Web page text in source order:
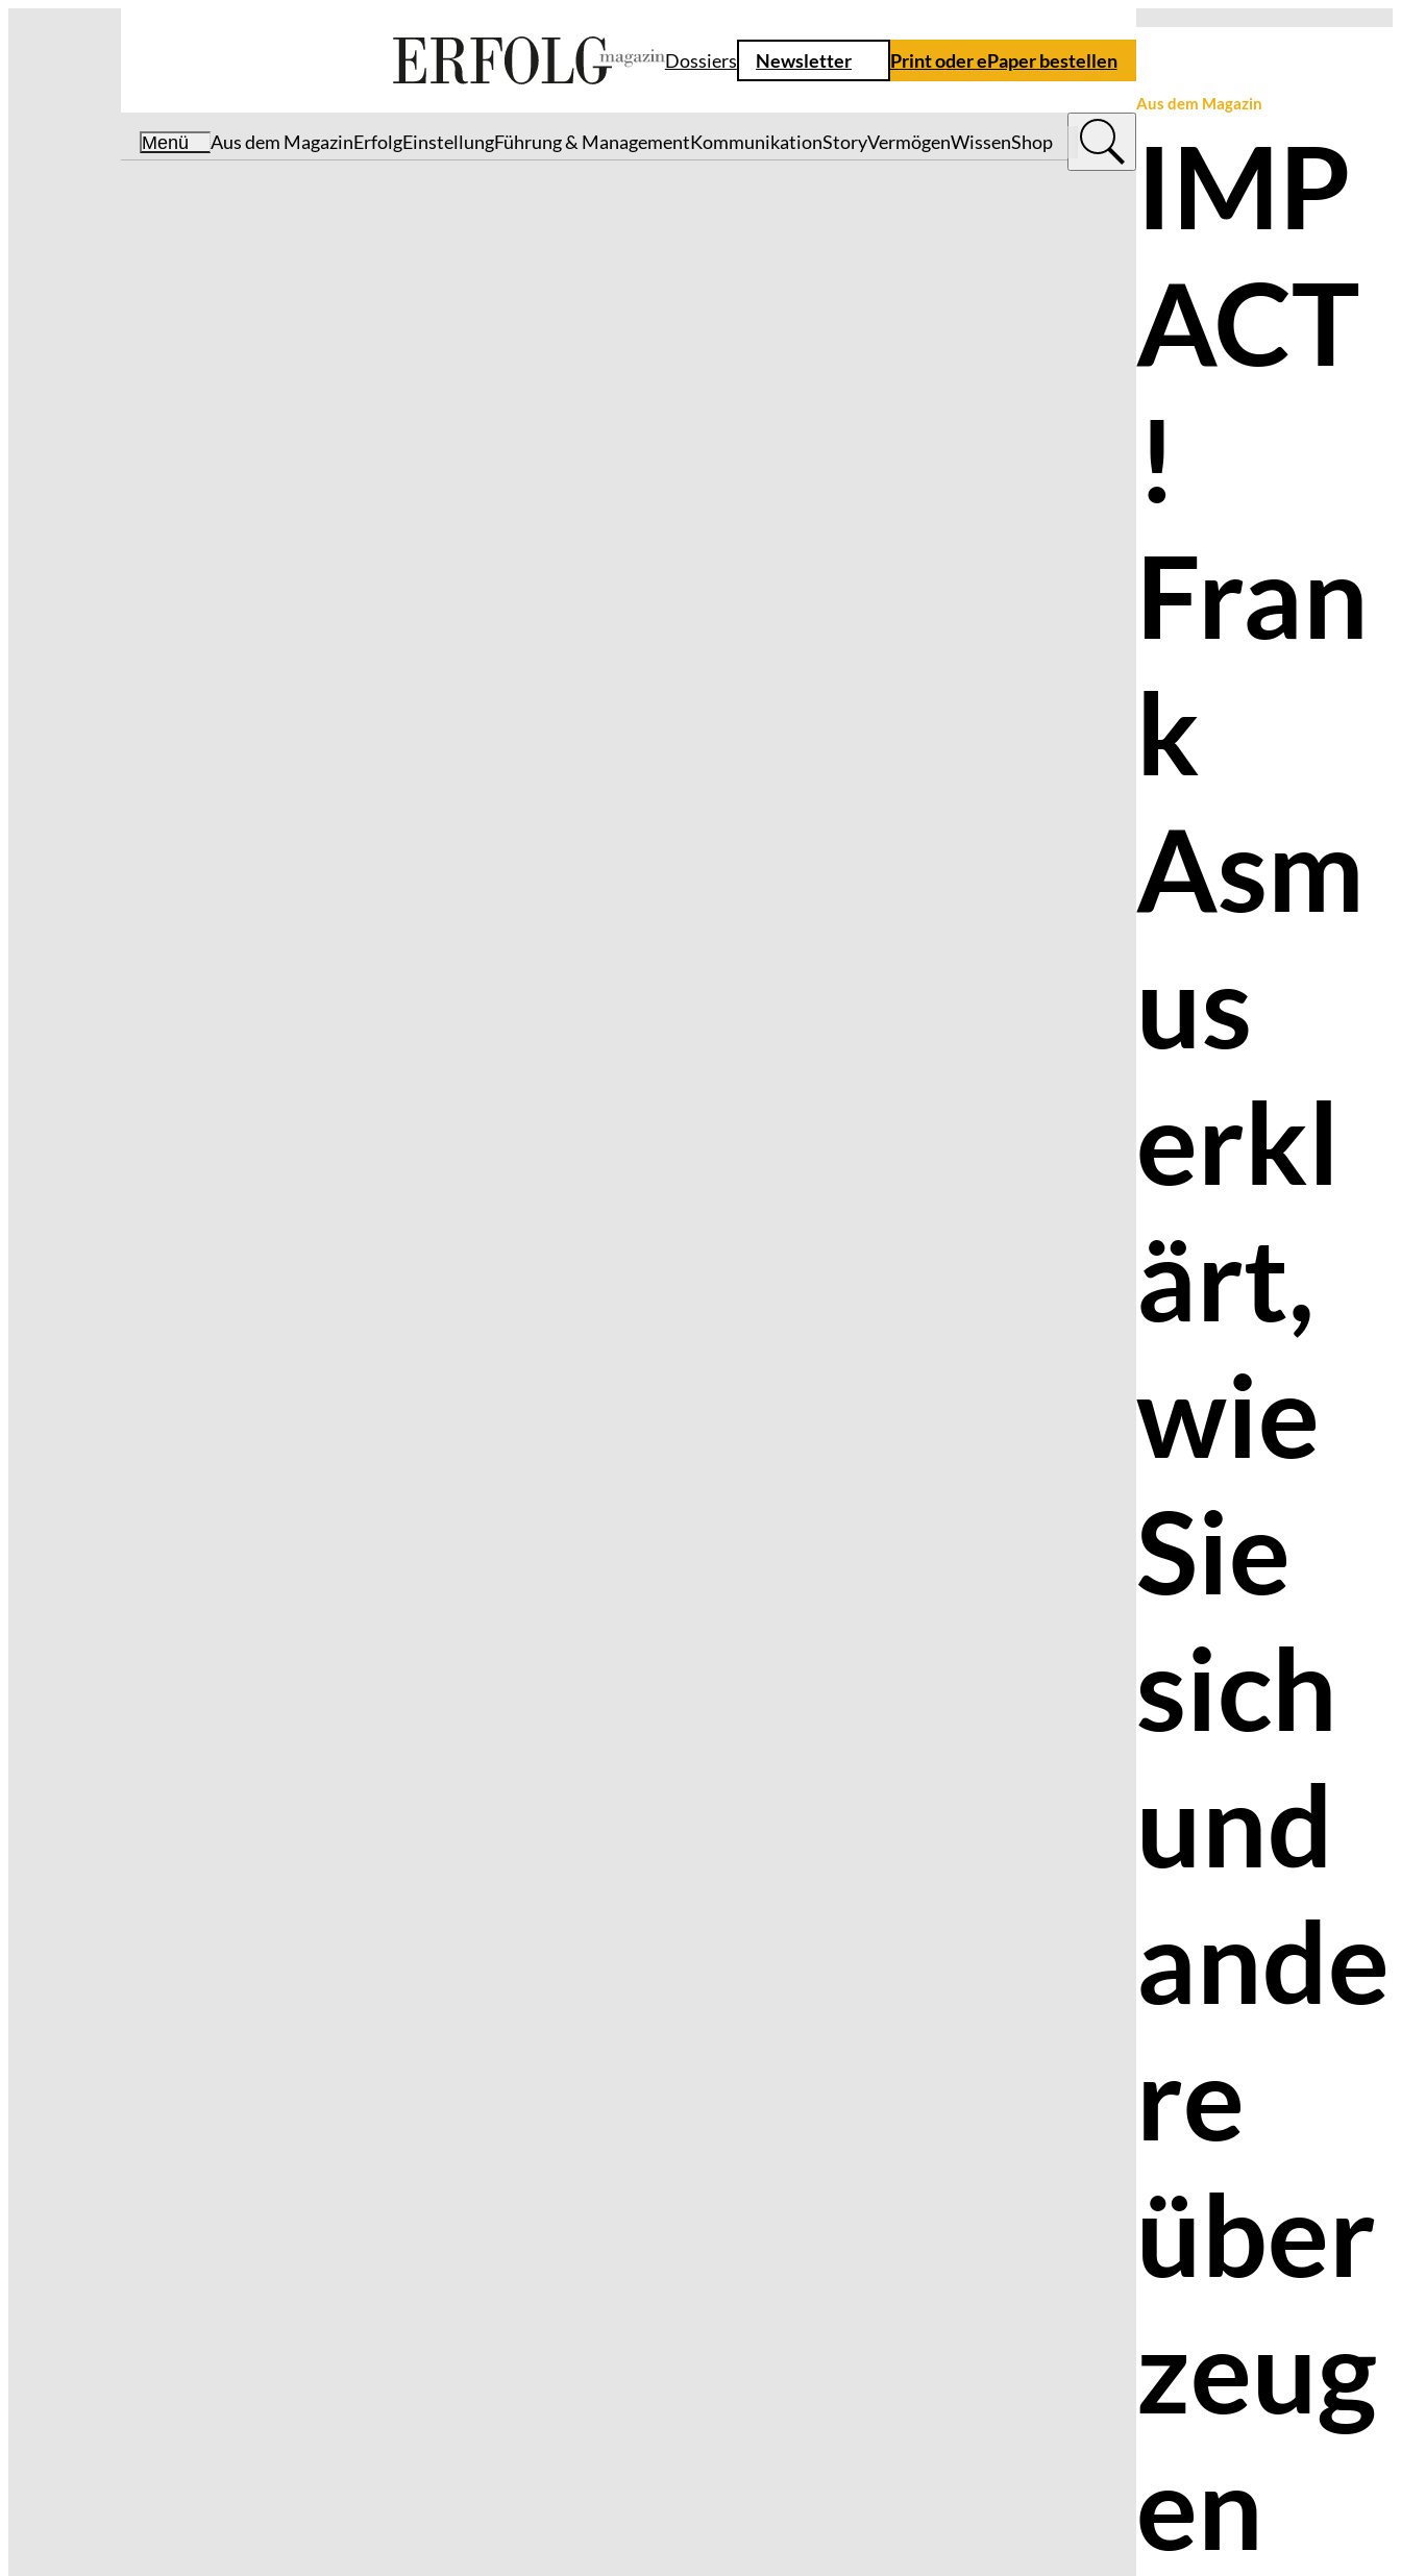
Dossiers Newsletter Print oder ePaper bestellen
Menü Aus dem MagazinErfolgEinstellungFührung & ManagementKommunikationStoryVermögenWissenShop
Aus dem Magazin
IMP
ACT
!
Fran
k
Asm
us
erkl
ärt,
wie
Sie
sich
und
ande
re
über
zeug
en